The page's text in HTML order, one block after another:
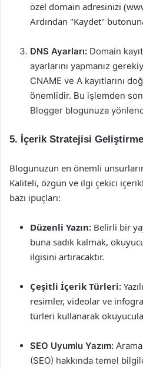
özel domain adresinizi
Ardından "Kaydet"
DNS Ayarları: Domain
ayarlarını yapmanız
CNAME ve A kayıtlarını
önemlidir. Bu işlemden
Blogger blogunuza
5. İçerik Stratejisi Geliştirme
Blogunuzun en önemli
Kaliteli, özgün ve ilgi çekici
bazı ipuçları:
Düzenli Yazın: Belirli bir
buna sadık kalmak,
ilgisini artıracaktır.
Çeşitli İçerik Türleri:
resimler, videolar ve
türleri kullanarak
SEO Uyumlu Yazım:
(SEO) hakkında temel